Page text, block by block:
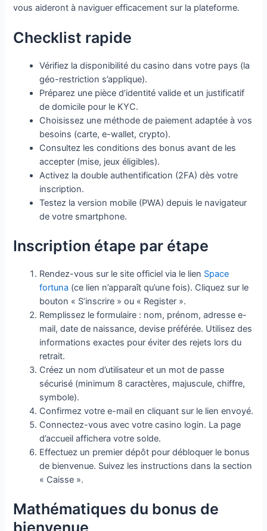
vous aideront à naviguer efficacement sur la plateforme.
Checklist rapide
Vérifiez la disponibilité du casino dans votre pays (la
géo-restriction s’applique).
Préparez une pièce d’identité valide et un justificatif
de domicile pour le KYC.
Choisissez une méthode de paiement adaptée à vos
besoins (carte, e-wallet, crypto).
Consultez les conditions des bonus avant de les
accepter (mise, jeux éligibles).
Activez la double authentification (2FA) dès votre
inscription.
Testez la version mobile (PWA) depuis le navigateur
de votre smartphone.
Inscription étape par étape
Rendez-vous sur le site officiel via le lien Space
fortuna (ce lien n’apparaît qu’une fois). Cliquez sur le
bouton « S’inscrire » ou « Register ».
Remplissez le formulaire : nom, prénom, adresse e-
mail, date de naissance, devise préférée. Utilisez des
informations exactes pour éviter des rejets lors du
retrait.
Créez un nom d’utilisateur et un mot de passe
sécurisé (minimum 8 caractères, majuscule, chiffre,
symbole).
Confirmez votre e-mail en cliquant sur le lien envoyé.
Connectez-vous avec votre casino login. La page
d’accueil affichera votre solde.
Effectuez un premier dépôt pour débloquer le bonus
de bienvenue. Suivez les instructions dans la section
« Caisse ».
Mathématiques du bonus de